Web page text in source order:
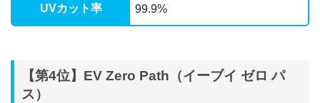
UVカット率 99.9%
【第4位】EV Zero Path（イーブイ ゼロ パ
ス）